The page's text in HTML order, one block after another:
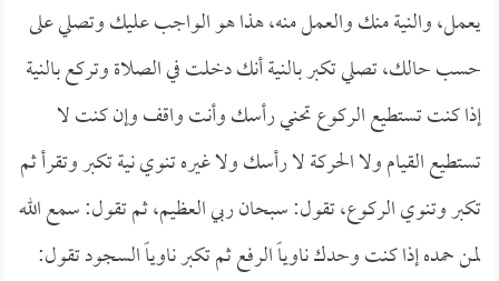
يعمل، والنية منك والعمل منه، هذا هو الواجب عليك وتصلي على
حسب حالك، تصلي تكبر بالنية أنك دخلت في الصلاة وتركع بالنية
إذا كنت تستطيع الركوع تحني رأسك وأنت واقف وإن كنت لا
تستطيع القيام ولا الحركة لا رأسك ولا غيره تنوي نية تكبر وتقرأ ثم
تكبر وتنوي الركوع، تقول: سبحان ربي العظيم، ثم تقول: سمع الله
لمن حمده إذا كنت وحدك ناوياً الرفع ثم تكبر ناوياً السجود تقول: